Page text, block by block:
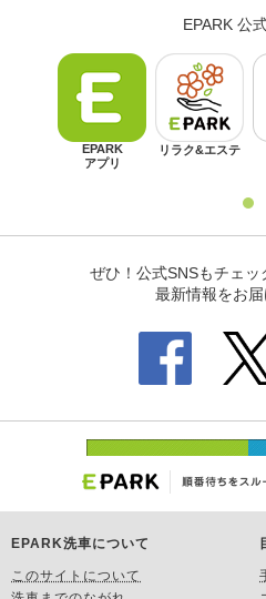
EPARK洗車について
このサイトについて